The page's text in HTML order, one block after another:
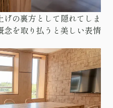
の裏方として隠れてしま
念を取り払うと美しい表情